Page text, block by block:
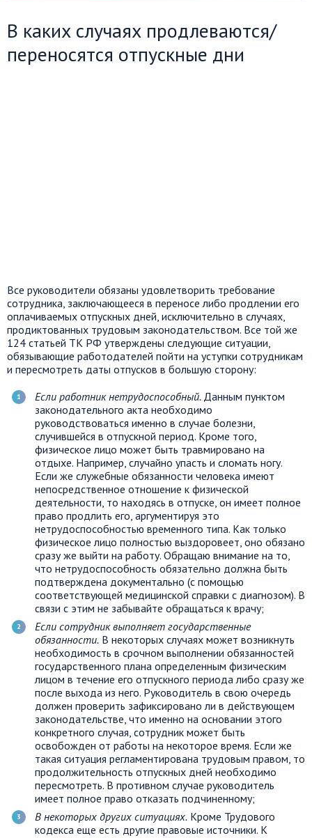
В каких случаях продлеваются/
переносятся отпускные дни
Все руководители обязаны удовлетворить требование
сотрудника, заключающееся в переносе либо продлении его
оплачиваемых отпускных дней, исключительно в случаях,
продиктованных трудовым законодательством. Все той же
124 статьей ТК РФ утверждены следующие ситуации,
обязывающие работодателей пойти на уступки сотрудникам
и пересмотреть даты отпусков в большую сторону:
Если работник нетрудоспособный. Данным пунктом
законодательного акта необходимо
руководствоваться именно в случае болезни,
случившейся в отпускной период. Кроме того,
физическое лицо может быть травмировано на
отдыхе. Например, случайно упасть и сломать ногу.
Если же служебные обязанности человека имеют
непосредственное отношение к физической
деятельности, то находясь в отпуске, он имеет полное
право продлить его, аргументируя это
нетрудоспособностью временного типа. Как только
физическое лицо полностью выздоровеет, оно обязано
сразу же выйти на работу. Обращаю внимание на то,
что нетрудоспособность обязательно должна быть
подтверждена документально (с помощью
соответствующей медицинской справки с диагнозом). В
связи с этим не забывайте обращаться к врачу;
Если сотрудник выполняет государственные
обязанности. В некоторых случаях может возникнуть
необходимость в срочном выполнении обязанностей
государственного плана определенным физическим
лицом в течение его отпускного периода либо сразу же
после выхода из него. Руководитель в свою очередь
должен проверить зафиксировано ли в действующем
законодательстве, что именно на основании этого
конкретного случая, сотрудник может быть
освобожден от работы на некоторое время. Если же
такая ситуация регламентирована трудовым правом, то
продолжительность отпускных дней необходимо
пересмотреть. В противном случае руководитель
имеет полное право отказать подчиненному;
В некоторых других ситуациях. Кроме Трудового
кодекса еще есть другие правовые источники. К